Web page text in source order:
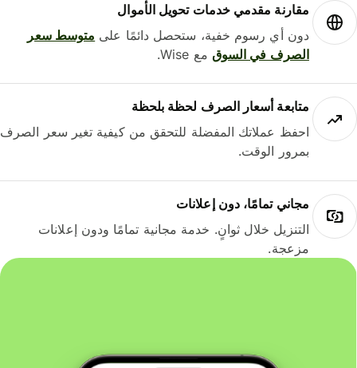
مقارنة مقدمي خدمات تحويل الأموال
دون أي رسوم خفية، ستحصل دائمًا علىمتوسط ​​سعر
الصرف في السوقمع Wise.
متابعة أسعار الصرف لحظة بلحظة
احفظ عملاتك المفضلة للتحقق من كيفية تغير سعر الصرف
بمرور الوقت.
مجاني تمامًا، دون إعلانات
التنزيل خلال ثوانٍ. خدمة مجانية تمامًا ودون إعلانات
مزعجة.